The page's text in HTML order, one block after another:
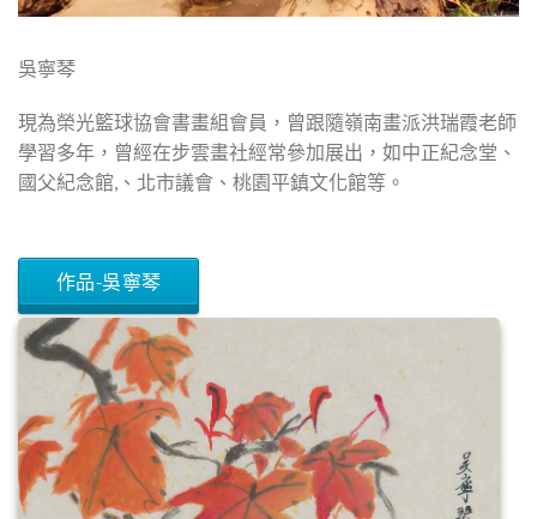
吳寧琴
現為榮光籃球協會書畫組會員，曾跟隨嶺南畫派洪瑞霞老師
學習多年，曾經在步雲畫社經常參加展出，如中正紀念堂、
國父紀念館,、北市議會、桃園平鎮文化館等。
作品-吳寧琴